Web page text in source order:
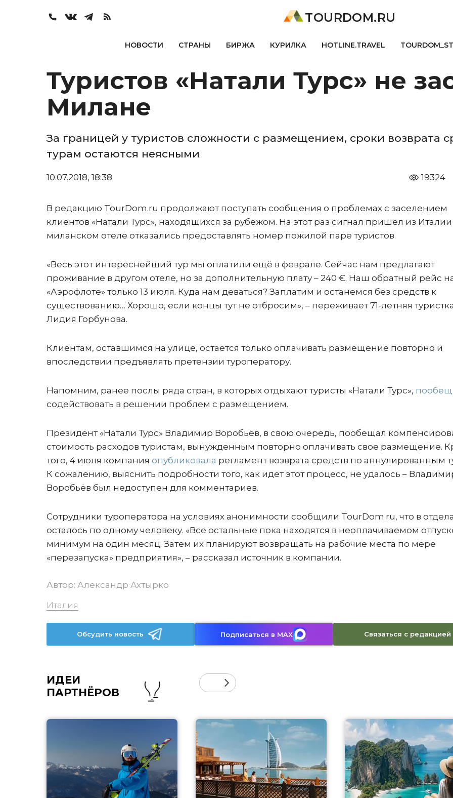
TOURDOM.RU
НОВОСТИ СТРАНЫ БИРЖА КУРИЛКА HOTLINE.TRAVEL
Туристов «Натали Турс» не
Милане
За границей у туристов сложности с размещением, сроки возврата
турам остаются неясными
10.07.2018, 18:38 19324
В редакцию TourDom.ru продолжают поступать сообщения о проблемах с заселением
клиентов «Натали Турс», находящихся за рубежом. На этот раз сигнал пришёл из Италии
миланском отеле отказались предоставлять номер пожилой паре туристов.
«Весь этот интереснейший тур мы оплатили ещё в феврале. Сейчас нам предлагают
проживание в другом отеле, но за дополнительную плату – 240 €. Наш обратный рейс
«Аэрофлоте» только 13 июля. Куда нам деваться? Заплатим и останемся без средств к
существованию… Хорошо, если концы тут не отбросим», – переживает 71-летняя туристка
Лидия Горбунова.
Клиентам, оставшимся на улице, остается только оплачивать размещение повторно и
впоследствии предъявлять претензии туроператору.
Напомним, ранее послы ряда стран, в которых отдыхают туристы «Натали Турс»,
содействовать в решении проблем с размещением.
Президент «Натали Турс» Владимир Воробьёв, в свою очередь, пообещал
стоимость расходов туристам, вынужденным повторно оплачивать свое размещение.
того, 4 июля компания опубликовала регламент возврата средств по аннулированным
К сожалению, выяснить подробности того, как идет этот процесс, не удалось –
Воробьёв был недоступен для комментариев.
Сотрудники туроператора на условиях анонимности сообщили TourDom.ru, что в
осталось по одному человеку. «Все остальные пока находятся в неоплачиваемом
минимум на один месяц. Затем их планируют возвращать на рабочие места по мере
«перезапуска» предприятия», – рассказал источник в компании.
Автор: Александр Ахтырко
Италия
Обсудить новость Подписаться в MAX Связаться с редакцией
ИДЕИ
ПАРТНЁРОВ